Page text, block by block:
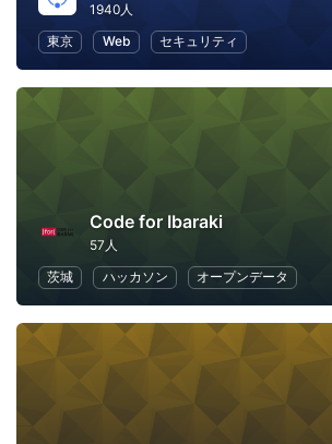
1940人
東京
Web セキュリティ
Code for Ibaraki
57人
茨城
ハッカソン オープンデータ